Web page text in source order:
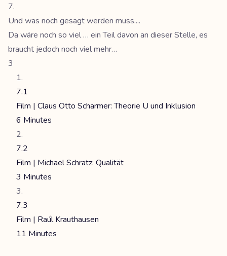
Und was noch gesagt werden muss....
Da wäre noch so viel … ein Teil davon an dieser Stelle, es
braucht jedoch noch viel mehr…
3
7.1
Film | Claus Otto Scharmer: Theorie U und Inklusion
6 Minutes
7.2
Film | Michael Schratz: Qualität
3 Minutes
7.3
Film | Raúl Krauthausen
11 Minutes